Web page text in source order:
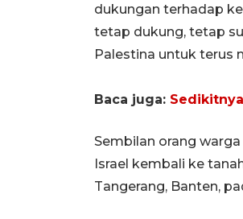
dukungan terhadap
tetap dukung, tetap
Palestina untuk terus
Baca juga:
Sembilan orang
Israel kembali ke
Tangerang, Banten,